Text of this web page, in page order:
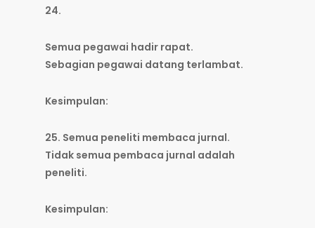
24.
Semua pegawai hadir rapat.
Sebagian pegawai datang terlambat.
Kesimpulan:
25. Semua peneliti membaca jurnal.
Tidak semua pembaca jurnal adalah
peneliti.
Kesimpulan: